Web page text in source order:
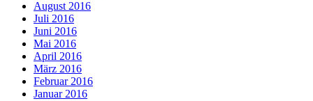
August 2016
Juli 2016
Juni 2016
Mai 2016
April 2016
März 2016
Februar 2016
Januar 2016